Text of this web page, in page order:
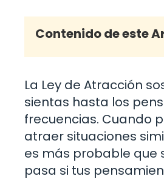
Contenido de este
La Ley de Atracción
sientas hasta los
frecuencias. Cuando
atraer situaciones
es más probable que
pasa si tus